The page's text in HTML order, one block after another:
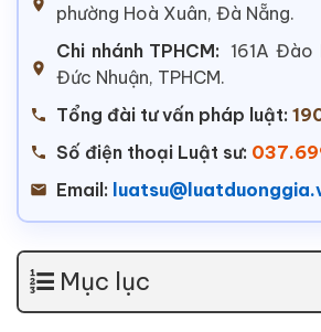
phường Hoà Xuân, Đà Nẵng.
Chi nhánh TPHCM: 161A Đào
Đức Nhuận, TPHCM.
Tổng đài tư vấn pháp luật:
Số điện thoại Luật sư:
Email:
Mục lục